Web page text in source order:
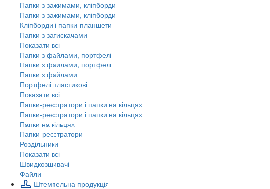
Папки з зажимами, кліпборди
Папки з зажимами, кліпборди
Кліпборди і папки-планшети
Папки з затискачами
Показати всі
Папки з файлами, портфелі
Папки з файлами, портфелі
Папки з файлами
Портфелі пластикові
Показати всі
Папки-реєстратори і папки на кільцях
Папки-реєстратори і папки на кільцях
Папки на кільцях
Папки-реєстратори
Роздільники
Показати всі
Швидкозшивачi
Файли
Штемпельна продукція